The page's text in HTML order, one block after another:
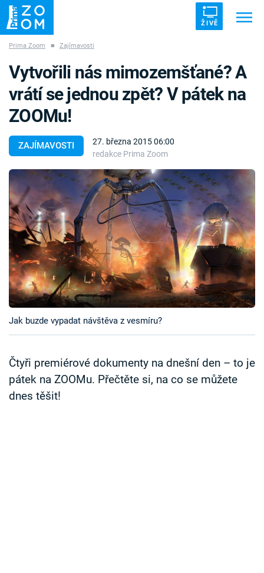
ŽIVĚ
ZÁHADY VETŘELCI DÁVNOVĚKU
Témata
Témata
Pořady
TV Program
Časopis
Sledujte prima+
Sledujte nás
Prima Zoom ■ Zajímavosti
ZAJÍMAVOSTI
27. března 2015 06:00
redakce Prima Zoom
Vytvořili nás mimozemšťané? A
vrátí se jednou zpět? V pátek na
ZOOMu!
Jak buzde vypadat návštěva z vesmíru?
Čtyři premiérové dokumenty na dnešní den – to je
pátek na ZOOMu. Přečtěte si, na co se můžete
dnes těšit!